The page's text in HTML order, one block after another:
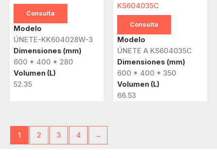
Consulta
Modelo
ÚNETE-KK604028W-3
Dimensiones (mm)
600 * 400 * 280
Volumen (L)
52.35
KS604035C
Consulta
Modelo
ÚNETE A KS604035C
Dimensiones (mm)
600 * 400 * 350
Volumen (L)
66.53
1 2 3 4 →